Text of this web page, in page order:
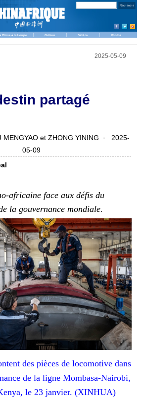
Chine à la Loupe Culture Vidéos Photos
2025-05-09
partagé
MENGYAO et ZHONG YINING · 2025-
05-09
africaine face aux défis du
la gouvernance mondiale.
des pièces de locomotive dans
de la ligne Mombasa-Nairobi,
le 23 janvier. (XINHUA)